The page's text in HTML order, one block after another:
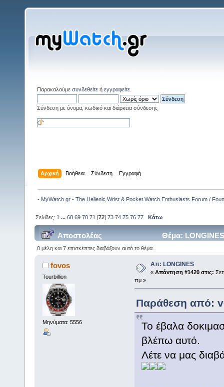
Παρακαλούμε συνδεθείτε ή εγγραφείτε
Σύνδεση με όνομα, κωδικό και διάρκεια σύνδεσης
Αρχική Βοήθεια Σύνδεση Εγγραφή
- MyWatch.gr - The Hellenic Wrist & Pocket Watch Enthusiasts Forum /
Σελίδες: 1 ...68 69 70 71 [72]73 74 75 76 77 Κάτω
Αποστολέας Θέμα:
0 μέλη και 7 επισκέπτες διαβάζουν αυτό το θέμα.
fovos
Tourbillion
Μηνύματα: 5556
Απ: LONGINES
« Απάντηση #1420 στις:
πμ »
Παράθεση από:
Το έβαλα
βλέπω αυτό.
Λέτε να μας